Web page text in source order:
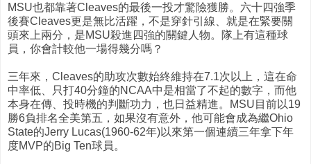
MSU也都靠著Cleaves的最後一投才驚險獲勝。六十四強季
後賽Cleaves更是無比活躍，不是穿針引線、就是在緊要關
頭來上兩分，是MSU殺進四強的關鍵人物。隊上有這種球
員，你會計較他一場得幾分嗎？
三年來，Cleaves的助攻次數始終維持在7.1次以上，這在命
中率低、只打40分鐘的NCAA中是相當了不起的數字，而他
本身在傳、投時機的判斷功力，也日益精進。MSU目前以19
勝6負排名全美第五，如果沒有意外，他可能會成為繼Ohio
State的Jerry Lucas(1960-62年)以來第一個連續三年拿下年
度MVP的Big Ten球員。